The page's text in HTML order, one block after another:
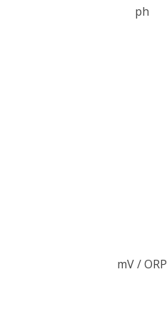
ph
mV / ORP